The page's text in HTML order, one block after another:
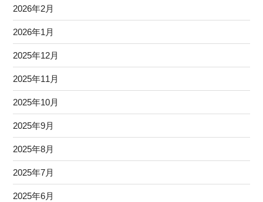
2026年2月
2026年1月
2025年12月
2025年11月
2025年10月
2025年9月
2025年8月
2025年7月
2025年6月